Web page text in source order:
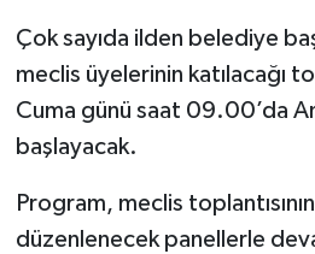
Çok sayıda ilden belediye
meclis üyelerinin katılacağı
Cuma günü saat 09.00’da
başlayacak.
Program, meclis
düzenlenecek panellerle